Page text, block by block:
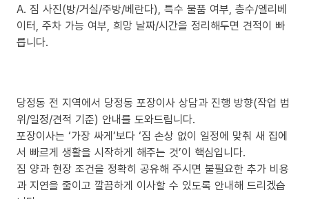
A. 짐 사진(방/거실/주방/베란다), 특수 물품 여부, 층수/엘리베
이터, 주차 가능 여부, 희망 날짜/시간을 정리해두면 견적이 빠
릅니다.
당정동 전 지역에서 당정동 포장이사 상담과 진행 방향(작업 범
위/일정/견적 기준) 안내를 도와드립니다.
포장이사는 ‘가장 싸게’보다 ‘짐 손상 없이 일정에 맞춰 새 집에
서 빠르게 생활을 시작하게 해주는 것’이 핵심입니다.
짐 양과 현장 조건을 정확히 공유해 주시면 불필요한 추가 비용
과 지연을 줄이고 깔끔하게 이사할 수 있도록 안내해 드리겠습